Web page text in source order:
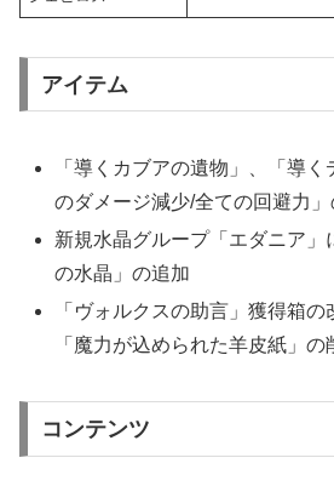
アイテム
「導くカブアの遺物」、「導
のダメージ減少/全ての回避力」
新規水晶グループ「エダニア」
の水晶」の追加
「ヴォルクスの助言」獲得箱
「魔力が込められた羊皮紙」の
コンテンツ